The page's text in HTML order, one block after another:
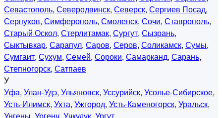
Севастополь, Северодвинск, Северск, Сергиев Посад,
Серпухов, Симферополь, Смоленск, Сочи, Ставрополь,
Старый Оскол, Стерлитамак, Сургут, Сызрань,
Сыктывкар, Сарапул, Саров, Серов, Соликамск, Сумы,
Сумгаит, Сухум, Семей, Сороки, Самарканд, Сарань,
Степногорск, Сатпаев
У
Уфа, Улан-Удэ, Ульяновск, Уссурийск, Усолье-Сибирское,
Усть-Илимск, Ухта, Ужгород, Усть-Каменогорск, Уральск,